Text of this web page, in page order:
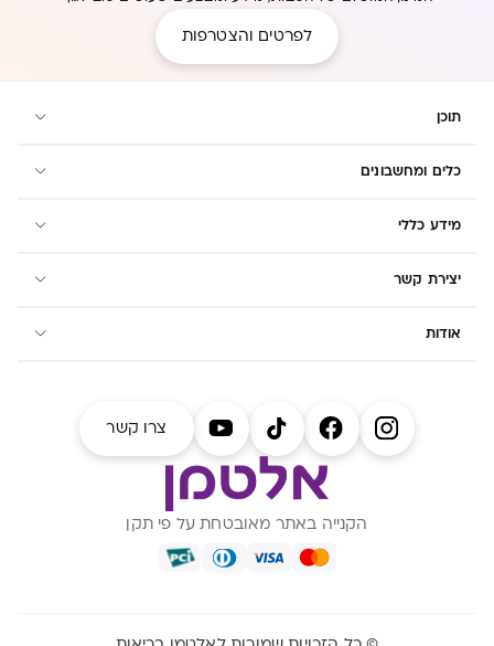
לפרטים והצטרפות
תוכן
כלים ומחשבונים
מידע כללי
יצירת קשר
אודות
צרו קשר
הקנייה באתר מאובטחת על פי תקן